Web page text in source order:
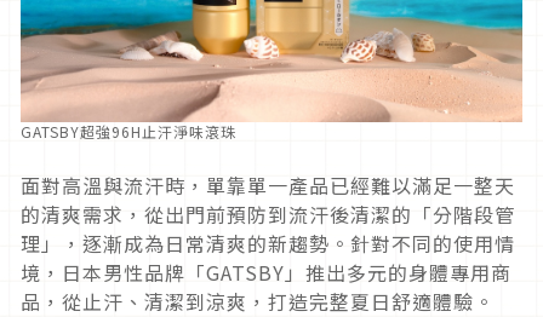
GATSBY超強96H止汗淨味滾珠
面對高溫與流汗時，單靠單一產品已經難以滿足一整天
的清爽需求，從出門前預防到流汗後清潔的「分階段管
理」，逐漸成為日常清爽的新趨勢。針對不同的使用情
境，日本男性品牌「GATSBY」推出多元的身體專用商
品，從止汗、清潔到涼爽，打造完整夏日舒適體驗。